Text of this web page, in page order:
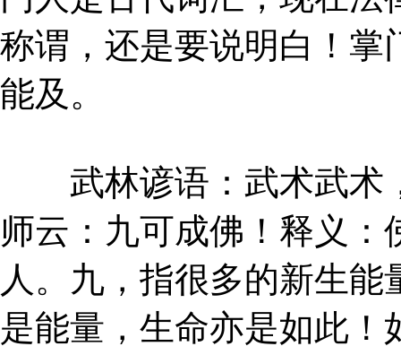
称谓，还是要说明白！掌
能及。
武林谚语：武术武术
师云：九可成佛！释义
人。九，指很多的新生
是能量，生命亦是如此